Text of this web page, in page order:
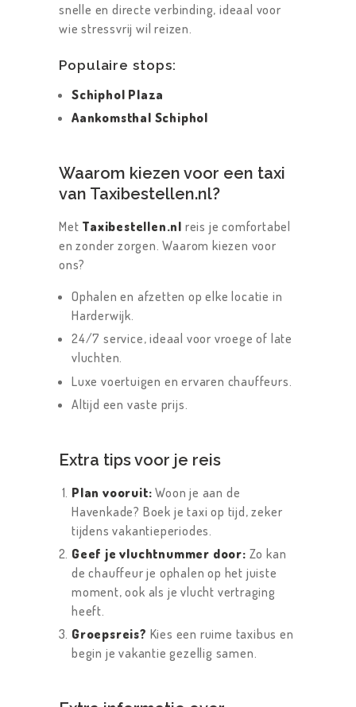
snelle en directe verbinding, ideaal voor
wie stressvrij wil reizen.
Populaire stops:
Schiphol Plaza
Aankomsthal Schiphol
Waarom kiezen voor een taxi
van Taxibestellen.nl?
Met Taxibestellen.nl reis je comfortabel
en zonder zorgen. Waarom kiezen voor
ons?
Ophalen en afzetten op elke locatie in
Harderwijk.
24/7 service, ideaal voor vroege of late
vluchten.
Luxe voertuigen en ervaren chauffeurs.
Altijd een vaste prijs.
Extra tips voor je reis
Plan vooruit: Woon je aan de
Havenkade? Boek je taxi op tijd, zeker
tijdens vakantieperiodes.
Geef je vluchtnummer door: Zo kan
de chauffeur je ophalen op het juiste
moment, ook als je vlucht vertraging
heeft.
Groepsreis? Kies een ruime taxibus en
begin je vakantie gezellig samen.